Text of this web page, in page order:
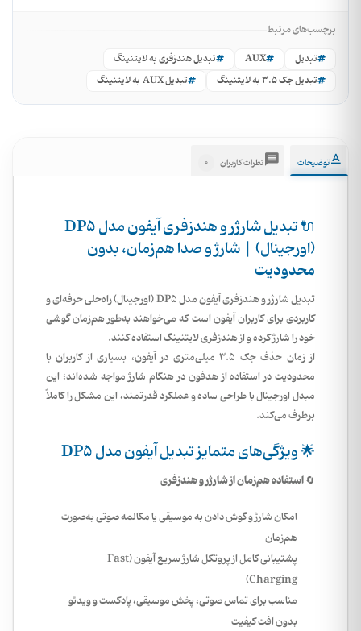
برچسب‌های مرتبط
تبدیل
AUX
تبدیل هندزفری به لایتنینگ
تبدیل جک 3.5 به لایتنینگ
تبدیل AUX به لایتنینگ
توضیحات نظرات کاربران 0
🔌 تبدیل شارژر و هندزفری آیفون مدل DP5
(اورجینال) | شارژ و صدا هم‌زمان، بدون
محدودیت
تبدیل شارژر و هندزفری آیفون مدل اورجینال)راه‌حلی حرفه‌ای و
کاربردی برای کاربران آیفون است که می‌خواهند به‌طور هم‌زمان گوشی
خود را شارژ کرده و از هندزفری لایتنینگ استفاده کنند.
از زمان حذف جک ۳.۵ میلی‌متری در آیفون، بسیاری از کاربران با
محدودیت در استفاده از هدفون در هنگام شارژ مواجه شده‌اند؛ این
مبدل اورجینال با طراحی ساده و عملکرد قدرتمند، این مشکل را کاملاً
برطرف می‌کند.
🌟 ویژگی‌های متمایز تبدیل آیفون مدل DP5
🔄 استفاده هم‌زمان از شارژر و هندزفری
امکانشارژ و گوش دادن به موسیقی یا مکالمه صوتی به‌صورت
هم‌زمان
پشتیبانی کامل از پروتکل شارژ سریع آیفون (Fast
Charging)
مناسب برای تماس صوتی، پخش موسیقی، پادکست و ویدئو
بدون افت کیفیت